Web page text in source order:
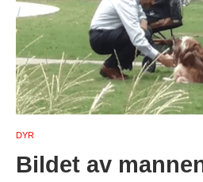
DYR
Bildet av